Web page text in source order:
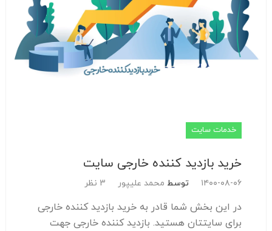
خدمات سایت
خرید بازدید کننده خارجی سایت
۱۴۰۰-۰۸-۰۶ توسط محمد علیپور 3 نظر
در این بخش شما قادر به خرید بازدید کننده خارجی
برای سایتتان هستید. بازدید کننده خارجی جهت